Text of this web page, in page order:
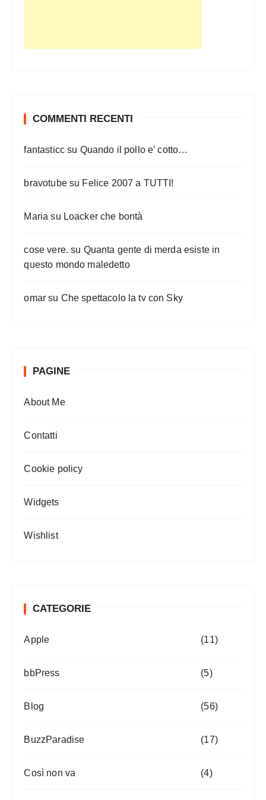
COMMENTI RECENTI
fantasticc su Quando il pollo e’ cotto…
bravotubesu Felice 2007 a TUTTI!
Maria su Loacker che bontà
cose vere. su Quanta gente di merda esiste in
questo mondo maledetto
omar su Che spettacolo la tv con Sky
PAGINE
About Me
Contatti
Cookie policy
Widgets
Wishlist
CATEGORIE
Apple (11)
bbPress (5)
Blog (56)
BuzzParadise (17)
Così non va (4)